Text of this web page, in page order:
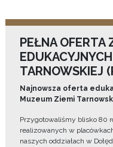
PEŁNA OFERTA
TARNOWSKIEJ
Najnowsza oferta
Muzeum Ziemi
Przygotowaliśmy blisko 80
realizowanych w
naszych oddziałach w